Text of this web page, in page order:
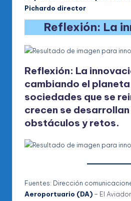
Pichardo director
Reflexión: La
Reflexión: La
cambiando el
sociedades que se
crecen se desarrollan
obstáculos y retos.
Fuentes: Dirección
Aeroportuario (DA) – El Aviador